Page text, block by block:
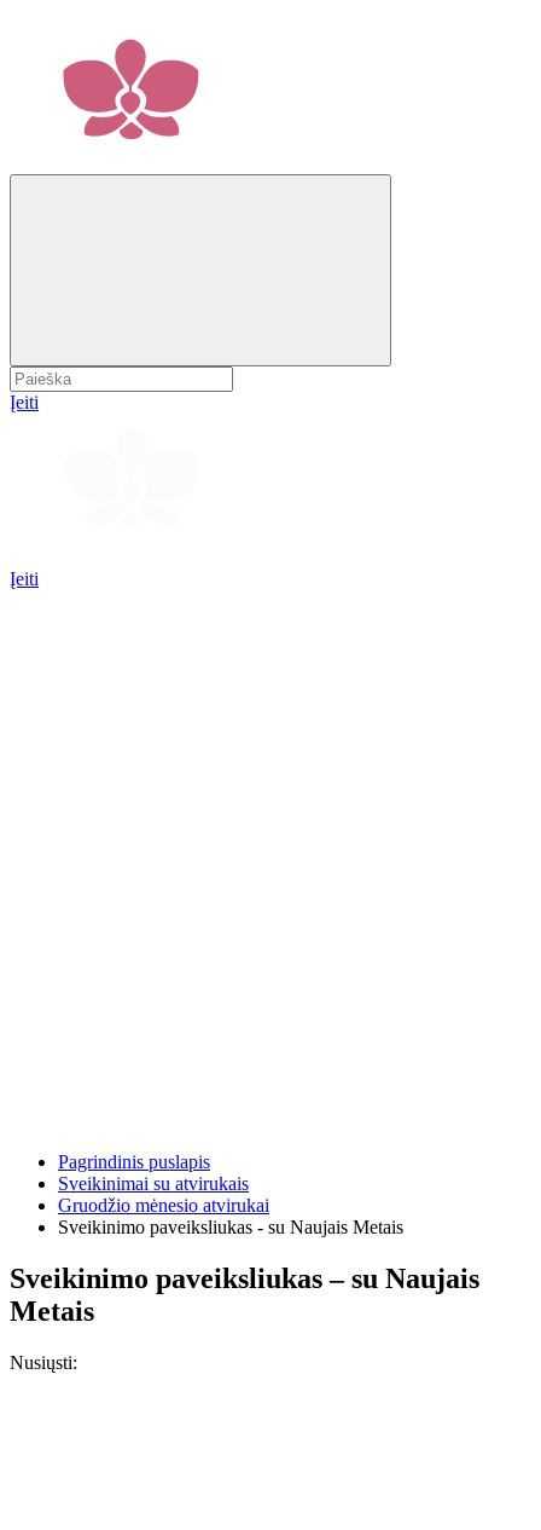
Įeiti
Įeiti
Pagrindinis puslapis
Sveikinimai su atvirukais
Gruodžio mėnesio atvirukai
Sveikinimo paveiksliukas - su Naujais Metais
Sveikinimo paveiksliukas – su Naujais
Metais
Nusiųsti: